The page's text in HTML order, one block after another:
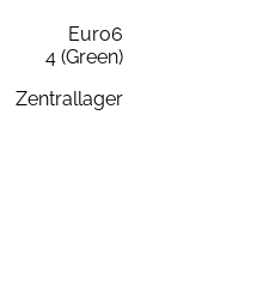
Euro6
4 (Green)
Zentrallager